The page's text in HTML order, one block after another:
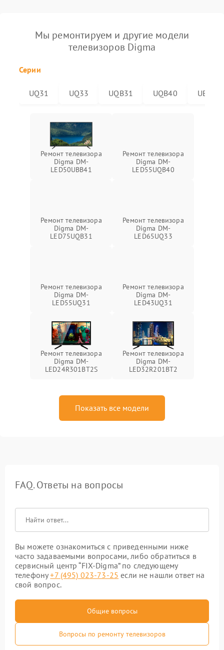
Мы ремонтируем и другие модели
телевизоров Digma
Серии
UQ31 UQ33 UQB31 UQB40 UBB41
Ремонт телевизора
Digma DM-
LED50UBB41
Ремонт телевизора
Digma DM-
LED55UQB40
Ремонт телевизора
Digma DM-
LED75UQB31
Ремонт телевизора
Digma DM-
LED65UQ33
Ремонт телевизора
Digma DM-
LED55UQ31
Ремонт телевизора
Digma DM-
LED43UQ31
Ремонт телевизора
Digma DM-
LED24R301BT2S
Ремонт телевизора
Digma DM-
LED32R201BT2
Показать все модели
FAQ. Ответы на вопросы
Вы можете ознакомиться с приведенными ниже
часто задаваемыми вопросами, либо обратиться в
сервисный центр “FIX-Digma” по следующему
телефону+7 (495) 023-73-25 если не нашли ответ на
свой вопрос.
Общие вопросы
Вопросы по ремонту телевизоров